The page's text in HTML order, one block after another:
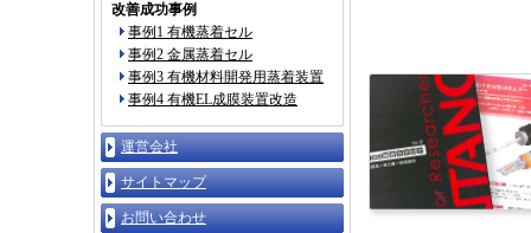
改善成功事例
事例1 有機蒸着セル
事例2 金属蒸着セル
事例3 有機材料開発用蒸着装置
事例4 有機EL成膜装置改造
運営会社
サイトマップ
お問い合わせ